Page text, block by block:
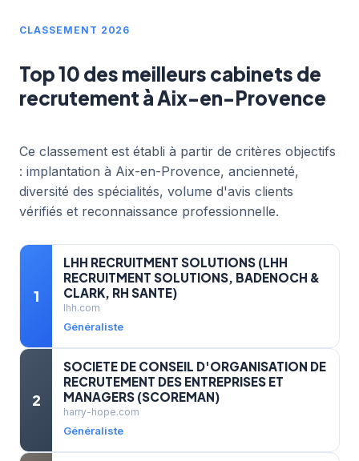
CLASSEMENT 2026
Top 10 des meilleurs cabinets de
recrutement à Aix-en-Provence
Ce classement est établi à partir de critères objectifs
: implantation à Aix-en-Provence, ancienneté,
diversité des spécialités, volume d'avis clients
vérifiés et reconnaissance professionnelle.
1
LHH RECRUITMENT SOLUTIONS (LHH
RECRUITMENT SOLUTIONS, BADENOCH &
CLARK, RH SANTE)
lhh.com
Généraliste
2
SOCIETE DE CONSEIL D'ORGANISATION DE
RECRUTEMENT DES ENTREPRISES ET
MANAGERS (SCOREMAN)
harry-hope.com
Généraliste